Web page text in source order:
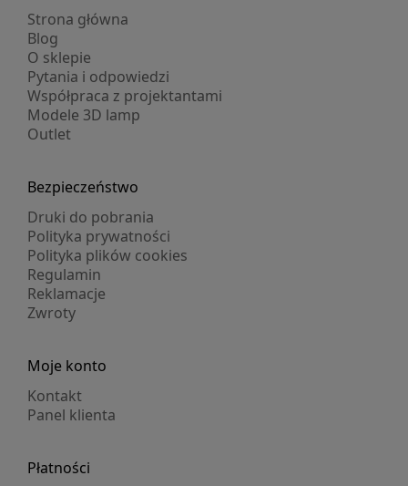
Strona główna
Blog
O sklepie
Pytania i odpowiedzi
Współpraca z projektantami
Modele 3D lamp
Outlet
Bezpieczeństwo
Druki do pobrania
Polityka prywatności
Polityka plików cookies
Regulamin
Reklamacje
Zwroty
Moje konto
Kontakt
Panel klienta
Płatności